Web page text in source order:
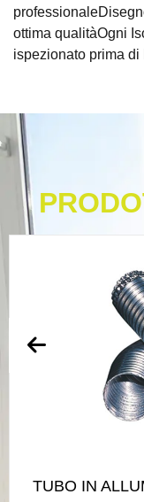
ottima qualitàOgni
ispezionato prima
TUBO IN